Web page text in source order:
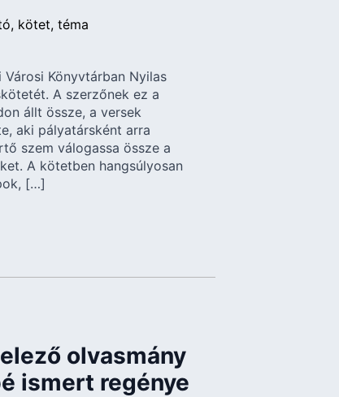
kötet téma
Könyvtárban Nyilas
A szerzőnek ez a
állt össze, a versek
aki pályatársként arra
szem válogassa össze a
A kötetben hangsúlyosan
[…]
olvasmány
ismert regénye